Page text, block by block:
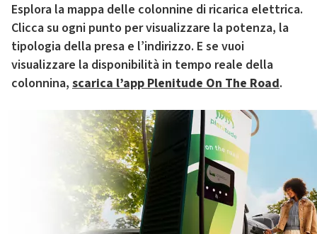
Esplora la mappa delle colonnine di ricarica elettrica.
Clicca su ogni punto per visualizzare la potenza, la
tipologia della presa e l’indirizzo. E se vuoi
visualizzare la disponibilità in tempo reale della
colonnina, scarica l’app Plenitude On The Road.